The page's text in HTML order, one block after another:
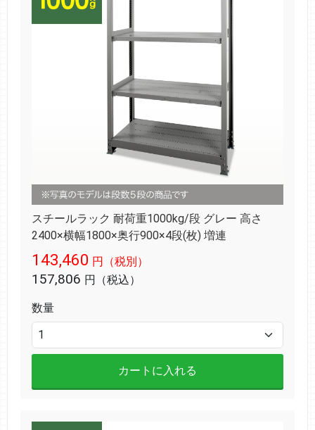
スチールラック 耐荷重1000kg/段 グレー 高さ
2400×横幅1800×奥行900×4段(枚) 増連
143,460 円（税別）
157,806 円（税込）
数量
カートに入れる